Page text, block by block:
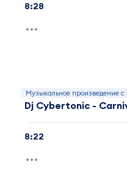
8:28
Музыкальное произведение с
Dj Cybertonic -
8:22